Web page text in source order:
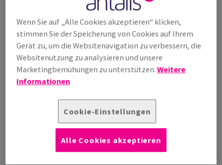
Conqueror Recycled Vergé, diamond white, 100g/m2, gerippt, mit
Wasserzeichen, 100 % Recycling, 450mm x 640mm, SRA2, SB, Paket
zu 500 Bogen/Blatt, FSC Recycled Credit
Weitere Produktinformationen
Produkt weiterempfehlen
PRODUKTINFORMATION
Produkteigenschaften
Wenn Sie auf „Alle Cookies akzeptieren“ klicken,
stimmen Sie der Speicherung von Cookies auf Ihrem
Gerät zu, um die Websitenavigation zu verbessern, die
Websitenutzung zu analysieren und unsere
Marketingbemühungen zu unterstützen.Weitere
Informationen
Cookie-Einstellungen
Alle Cookies akzeptieren